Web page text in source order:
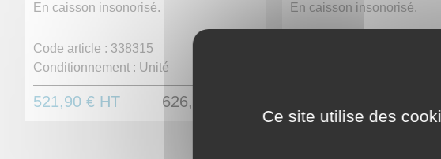
En caisson insonorisé.
Code article : 338315
Conditionnement : Unité
521,90 € HT 626,28 €
En caisson insonorisé.
Ce site utilise des